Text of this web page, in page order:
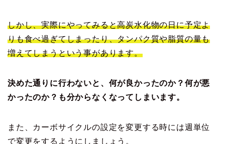
しかし、実際にやってみると高炭水化物の日に予定よ
りも食べ過ぎてしまったり、タンパク質や脂質の量も
増えてしまうという事があります。
決めた通りに行わないと、何が良かったのか？何が悪
かったのか？も分からなくなってしまいます。
また、カーボサイクルの設定を変更する時には週単位
で変更をするようにしましょう。